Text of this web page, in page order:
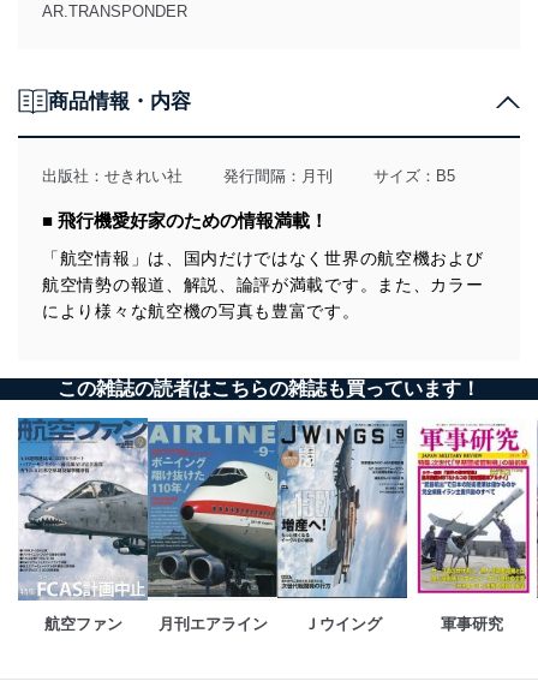
AR.TRANSPONDER
商品情報・内容
出版社： せきれい社 発行間隔：月刊 サイズ：B5
■ 飛行機愛好家のための情報満載！
「航空情報」は、国内だけではなく世界の航空機および
航空情勢の報道、解説、論評が満載です。また、カラー
により様々な航空機の写真も豊富です。
この雑誌の読者はこちらの雑誌も買っています！
航空ファン 月刊エアライン Ｊウイング 軍事研究